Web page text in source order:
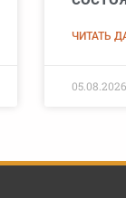
ЧИТАТЬ
05.08.2026